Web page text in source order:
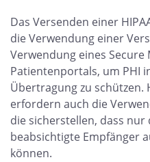
Das Versenden einer
die Verwendung einer
Verwendung eines Secure
Patientenportals, um PHI
Übertragung zu schützen.
erfordern auch die
die sicherstellen, dass
beabsichtigte Empfänger
können.